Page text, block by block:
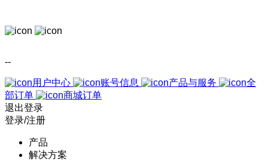
--
用户中心 账号信息 产品与服务
全
部订单
商城订单
退出登录
登录/注册
产品
解决方案